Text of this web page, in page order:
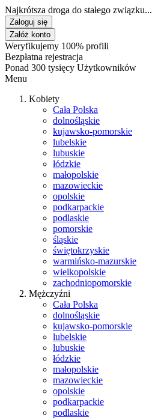
Najkrótsza droga do stałego związku...
Zaloguj się
Załóż konto
Weryfikujemy 100% profili
Bezpłatna rejestracja
Ponad 300 tysięcy Użytkowników
Menu
Kobiety
Cała Polska
dolnośląskie
kujawsko-pomorskie
lubelskie
lubuskie
łódzkie
małopolskie
mazowieckie
opolskie
podkarpackie
podlaskie
pomorskie
śląskie
świętokrzyskie
warmińsko-mazurskie
wielkopolskie
zachodniopomorskie
Mężczyźni
Cała Polska
dolnośląskie
kujawsko-pomorskie
lubelskie
lubuskie
łódzkie
małopolskie
mazowieckie
opolskie
podkarpackie
podlaskie